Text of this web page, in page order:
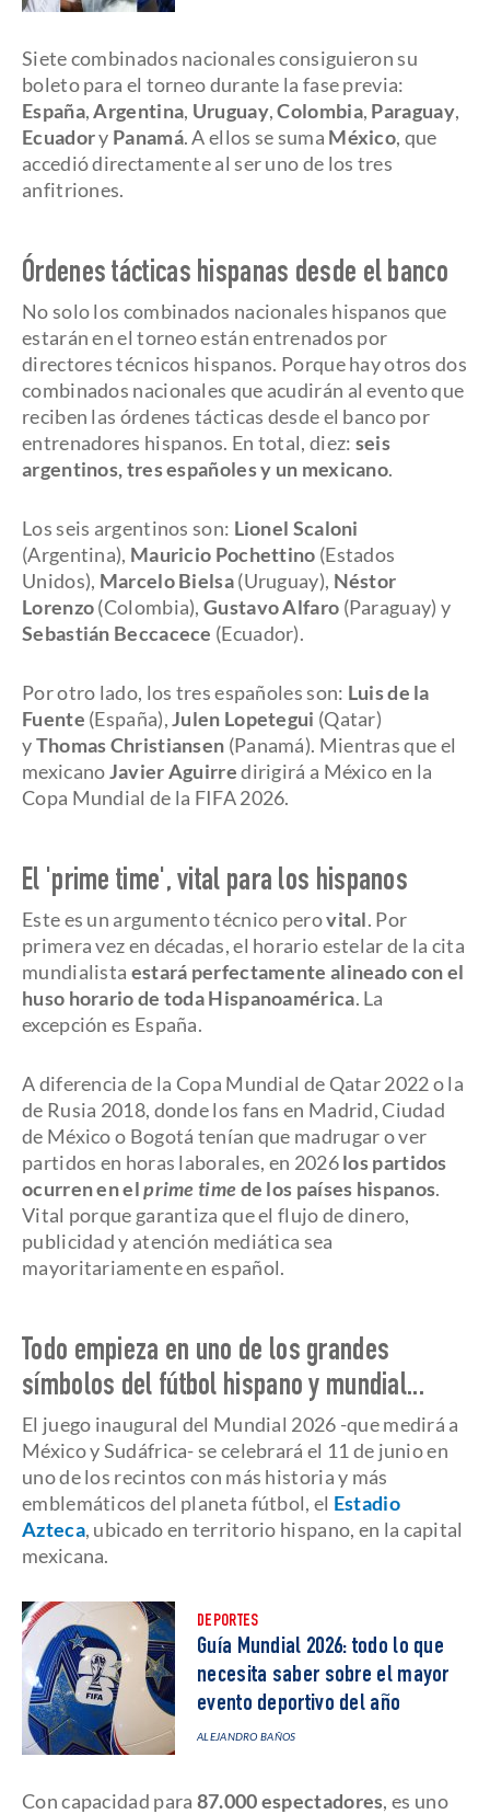
Siete combinados nacionales consiguieron su
boleto para el torneo durante la fase previa:
España,Argentina, Uruguay,Colombia, Paraguay,
Ecuadory Panamá. A ellos se suma México, que
accedió directamente al ser uno de los tres
anfitriones.
Órdenes tácticas hispanas desde el banco
No solo los combinados nacionales hispanos que
estarán en el torneo están entrenados por
directores técnicos hispanos. Porque hay otros dos
combinados nacionales que acudirán al evento que
reciben las órdenes tácticas desde el banco por
entrenadores hispanos. En total, diez: seis
argentinos, tres españoles y un mexicano.
Los seis argentinos son: Lionel Scaloni
(Argentina), Mauricio Pochettino (Estados
Unidos), Marcelo Bielsa(Uruguay), Néstor
Lorenzo(Colombia),Gustavo Alfaro (Paraguay) y
Sebastián Beccacece (Ecuador).
Por otro lado, los tres españoles son: Luis de la
Fuente (España),Julen Lopetegui (Qatar)
yThomas Christiansen (Panamá). Mientras que el
mexicanoJavier Aguirredirigirá a México en la
Copa Mundial de la FIFA 2026.
El 'prime time', vital para los hispanos
Este es un argumento técnico perovital. Por
primera vez en décadas, el horario estelar de la cita
mundialista estará perfectamente alineado con el
huso horario de toda Hispanoamérica. La
excepción es España.
A diferencia de la Copa Mundial de Qatar 2022 o la
de Rusia 2018, donde los fans en Madrid, Ciudad
de México o Bogotá tenían que madrugar o ver
partidos en horas laborales, en 2026los partidos
ocurren en elprime timede los países hispanos.
Vital porque garantiza que el flujo de dinero,
publicidad y atención mediática sea
mayoritariamente en español.
Todo empieza en uno de los grandes
símbolos del fútbol hispano y mundial...
El juego inaugural del Mundial 2026 -que medirá a
México y Sudáfrica- se celebrará el 11 de junio en
uno de los recintos con más historia y más
emblemáticos del planeta fútbol, el Estadio
Azteca, ubicado en territorio hispano, en la capital
mexicana.
DEPORTES
Guía Mundial 2026: todo lo que
necesita saber sobre el mayor
evento deportivo del año
ALEJANDRO BAÑOS
Con capacidad para 87.000 espectadores, es uno